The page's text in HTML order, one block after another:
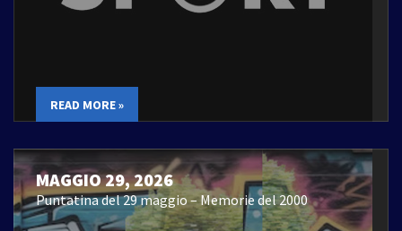
READ MORE »
MAGGIO 29, 2026
Puntatina del 29 maggio – Memorie del 2000